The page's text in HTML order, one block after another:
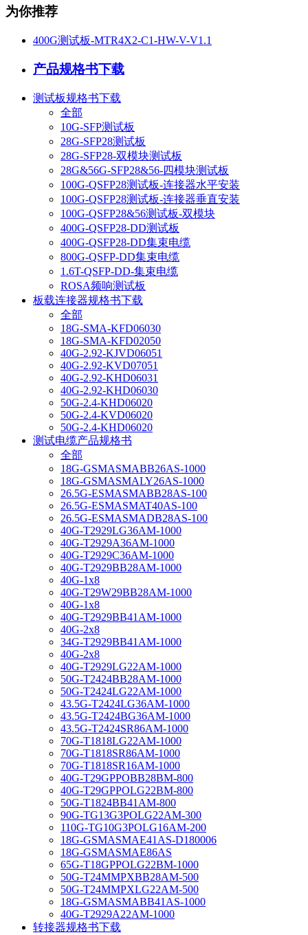
为你推荐
400G测试板-MTR4X2-C1-HW-V-V1.1
产品规格书下载
测试板规格书下载
全部
10G-SFP测试板
28G-SFP28测试板
28G-SFP28-双模块测试板
28G&56G-SFP28&56-四模块测试板
100G-QSFP28测试板-连接器水平安装
100G-QSFP28测试板-连接器垂直安装
100G-QSFP28&56测试板-双模块
400G-QSFP28-DD测试板
400G-QSFP28-DD集束电缆
800G-QSFP-DD集束电缆
1.6T-QSFP-DD-集束电缆
ROSA频响测试板
板载连接器规格书下载
全部
18G-SMA-KFD06030
18G-SMA-KFD02050
40G-2.92-KJVD06051
40G-2.92-KVD07051
40G-2.92-KHD06031
40G-2.92-KHD06030
50G-2.4-KHD06020
50G-2.4-KVD06020
50G-2.4-KHD06020
测试电缆产品规格书
全部
18G-GSMASMABB26AS-1000
18G-GSMASMALY26AS-1000
26.5G-ESMASMABB28AS-100
26.5G-ESMASMAT40AS-100
26.5G-ESMASMADB28AS-100
40G-T2929LG36AM-1000
40G-T2929A36AM-1000
40G-T2929C36AM-1000
40G-T2929BB28AM-1000
40G-1x8
40G-T29W29BB28AM-1000
40G-1x8
40G-T2929BB41AM-1000
40G-2x8
34G-T2929BB41AM-1000
40G-2x8
40G-T2929LG22AM-1000
50G-T2424BB28AM-1000
50G-T2424LG22AM-1000
43.5G-T2424LG36AM-1000
43.5G-T2424BG36AM-1000
43.5G-T2424SR86AM-1000
70G-T1818LG22AM-1000
70G-T1818SR86AM-1000
70G-T1818SR16AM-1000
40G-T29GPPOBB28BM-800
40G-T29GPPOLG22BM-800
50G-T1824BB41AM-800
90G-TG13G3POLG22AM-300
110G-TG10G3POLG16AM-200
18G-GSMASMAE41AS-D180006
18G-GSMASMAE86AS
65G-T18GPPOLG22BM-1000
50G-T24MMPXBB28AM-500
50G-T24MMPXLG22AM-500
18G-GSMASMABB41AS-1000
40G-T2929A22AM-1000
转接器规格书下载